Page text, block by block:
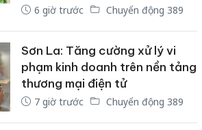
6 giờ trước Chuyển động 389
Sơn La: Tăng cường xử lý vi
phạm kinh doanh trên nền tảng
thương mại điện tử
7 giờ trước Chuyển động 389